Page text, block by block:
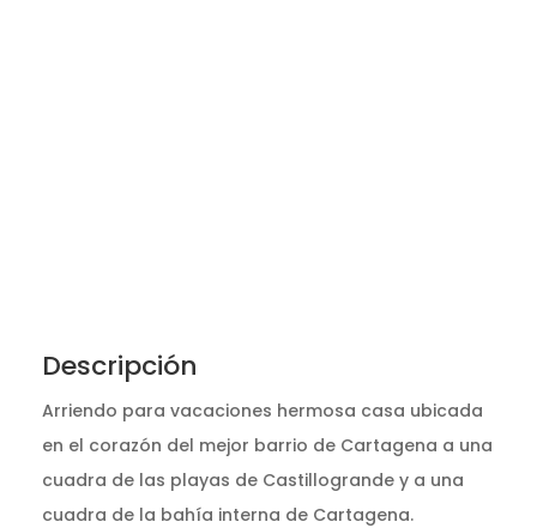
Descripción
Arriendo para vacaciones hermosa casa ubicada
en el corazón del mejor barrio de Cartagena a una
cuadra de las playas de Castillogrande y a una
cuadra de la bahía interna de Cartagena.